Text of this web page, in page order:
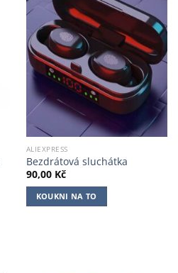
ALIEXPRESS
Bezdrátová sluchátka
90,00 Kč
KOUKNI NA TO